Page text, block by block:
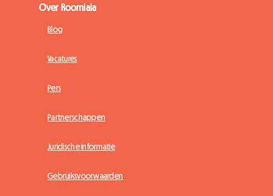
Over Roomlala
Blog
Vacatures
Pers
Partnerschappen
Juridische informatie
Gebruiksvoorwaarden